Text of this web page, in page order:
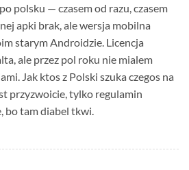
polsku — czasem od razu, czasem
apki brak, ale wersja mobilna
starym Androidzie. Licencja
ale przez pol roku nie mialem
Jak ktos z Polski szuka czegos na
przyzwoicie, tylko regulamin
bo tam diabel tkwi.